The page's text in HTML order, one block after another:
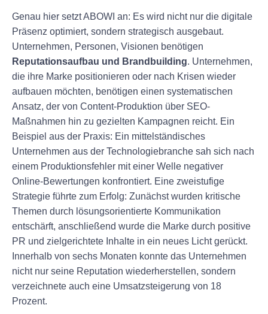
Genau hier setzt ABOWI an: Es wird nicht nur die digitale
Präsenz optimiert, sondern strategisch ausgebaut.
Unternehmen, Personen, Visionen benötigen
Reputationsaufbau und Brandbuilding. Unternehmen,
die ihre Marke positionieren oder nach Krisen wieder
aufbauen möchten, benötigen einen systematischen
Ansatz, der von Content-Produktion über SEO-
Maßnahmen hin zu gezielten Kampagnen reicht. Ein
Beispiel aus der Praxis: Ein mittelständisches
Unternehmen aus der Technologiebranche sah sich nach
einem Produktionsfehler mit einer Welle negativer
Online-Bewertungen konfrontiert. Eine zweistufige
Strategie führte zum Erfolg: Zunächst wurden kritische
Themen durch lösungsorientierte Kommunikation
entschärft, anschließend wurde die Marke durch positive
PR und zielgerichtete Inhalte in ein neues Licht gerückt.
Innerhalb von sechs Monaten konnte das Unternehmen
nicht nur seine Reputation wiederherstellen, sondern
verzeichnete auch eine Umsatzsteigerung von 18
Prozent.